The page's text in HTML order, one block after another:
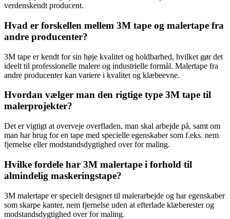
verdenskendt producent.
Hvad er forskellen mellem 3M tape og malertape fra
andre producenter?
3M tape er kendt for sin høje kvalitet og holdbarhed, hvilket gør det
ideelt til professionelle malere og industrielle formål. Malertape fra
andre producenter kan variere i kvalitet og klæbeevne.
Hvordan vælger man den rigtige type 3M tape til
malerprojekter?
Det er vigtigt at overveje overfladen, man skal arbejde på, samt om
man har brug for en tape med specielle egenskaber som f.eks. nem
fjernelse eller modstandsdygtighed over for maling.
Hvilke fordele har 3M malertape i forhold til
almindelig maskeringstape?
3M malertape er specielt designet til malerarbejde og har egenskaber
som skarpe kanter, nem fjernelse uden at efterlade klæberester og
modstandsdygtighed over for maling.